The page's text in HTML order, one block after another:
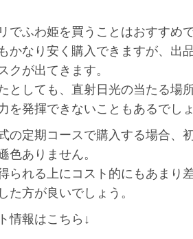
でふわ姫を買うことはおすすめで
かなり安く購入できますが、出
クが出てきます。
としても、直射日光の当たる場
を発揮できないこともあるでしょ
の定期コースで購入する場合、
色ありません。
られる上にコスト的にもあまり
た方が良いでしょう。
情報はこちら↓